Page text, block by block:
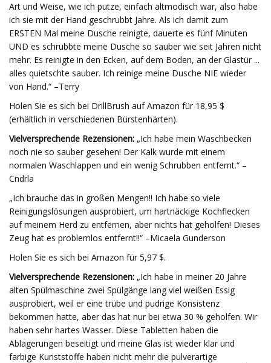
Art und Weise, wie ich putze, einfach altmodisch war, also habe
ich sie mit der Hand geschrubbt Jahre. Als ich damit zum
ERSTEN Mal meine Dusche reinigte, dauerte es fünf Minuten
UND es schrubbte meine Dusche so sauber wie seit Jahren nicht
mehr. Es reinigte in den Ecken, auf dem Boden, an der Glastür ...
alles quietschte sauber. Ich reinige meine Dusche NIE wieder
von Hand.“ –Terry
Holen Sie es sich bei DrillBrush auf Amazon für 18,95 $
(erhältlich in verschiedenen Bürstenhärten).
Vielversprechende Rezensionen: „Ich habe mein Waschbecken
noch nie so sauber gesehen! Der Kalk wurde mit einem
normalen Waschlappen und ein wenig Schrubben entfernt.“ –
Cndrla
„Ich brauche das in großen Mengen!! Ich habe so viele
Reinigungslösungen ausprobiert, um hartnäckige Kochflecken
auf meinem Herd zu entfernen, aber nichts hat geholfen! Dieses
Zeug hat es problemlos entfernt!!“ –Micaela Gunderson
Holen Sie es sich bei Amazon für 5,97 $.
Vielversprechende Rezensionen: „Ich habe in meiner 20 Jahre
alten Spülmaschine zwei Spülgänge lang viel weißen Essig
ausprobiert, weil er eine trübe und pudrige Konsistenz
bekommen hatte, aber das hat nur bei etwa 30 % geholfen. Wir
haben sehr hartes Wasser. Diese Tabletten haben die
Ablagerungen beseitigt und meine Glas ist wieder klar und
farbige Kunststoffe haben nicht mehr die pulverartige